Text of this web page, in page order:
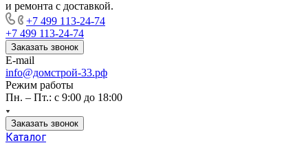
и ремонта с доставкой.
+7 499 113-24-74
+7 499 113-24-74
Заказать звонок
E-mail
info@домстрой-33.рф
Режим работы
Пн. – Пт.: с 9:00 до 18:00
Заказать звонок
Каталог